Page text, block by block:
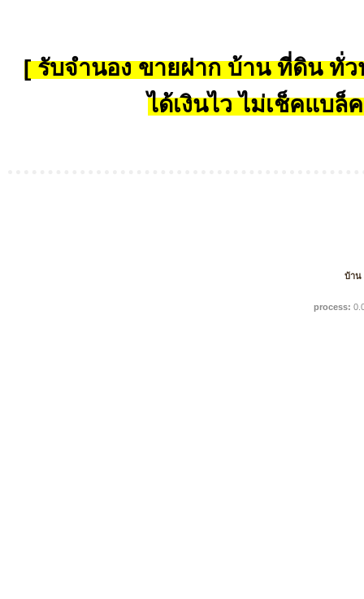
[ รับจำนอง ขายฝาก บ้าน ที่ดิน ทั่ว
ได้เงินไว ไม่เช็คแบล็
บ้าน
process: